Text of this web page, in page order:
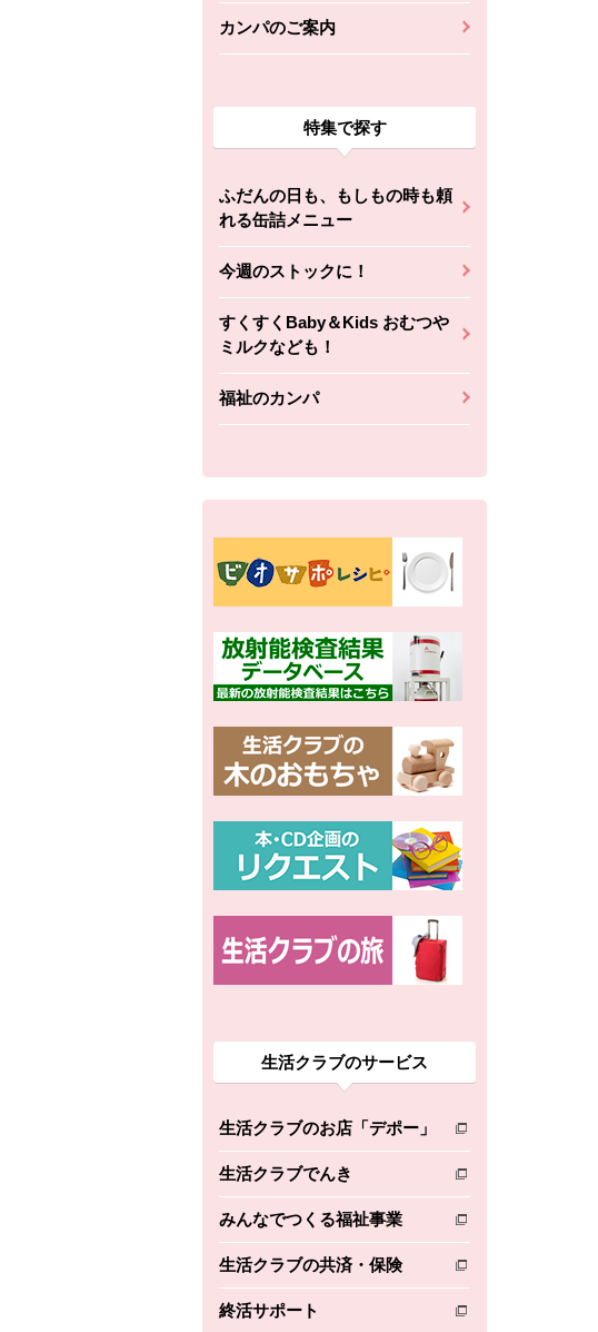
カンパのご案内
特集で探す
ふだんの日も、もしもの時も頼
れる缶詰メニュー
今週のストックに！
すくすくBaby＆Kids おむつや
ミルクなども！
福祉のカンパ
生活クラブのサービス
生活クラブのお店「デポー」
別のウィンドウで開きます。
生活クラブでんき
別のウィンドウで開きます。
みんなでつくる福祉事業
別のウィンドウで開きます。
生活クラブの共済・保険
別のウィンドウで開きます。
終活サポート
別のウィンドウで開きます。